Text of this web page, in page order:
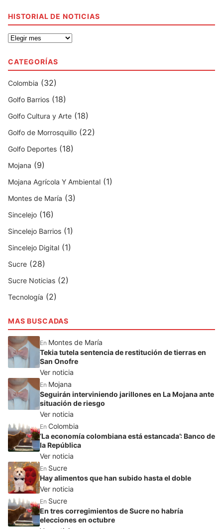
HISTORIAL DE NOTICIAS
H
s
o
r
i
l
d
e
o
t
i
i
a
s
CATEGORÍAS
Colombia (32)
Golfo Barrios (18)
Golfo Cultura y Arte (18)
Golfo de Morrosquillo (22)
Golfo Deportes (18)
Mojana (9)
Mojana Agrícola Y Ambiental (1)
Montes de María (3)
Sincelejo (16)
Sincelejo Barrios (1)
Sincelejo Digital (1)
Sucre (28)
Sucre Noticias (2)
Tecnología (2)
MAS BUSCADAS
En Montes de María
Tekia tutela sentencia de restitución de tierras en
San Onofre
Ver noticia
En Mojana
Seguirán interviniendo jarillones en La Mojana ante
situación de riesgo
Ver noticia
En Colombia
‘La economía colombiana está estancada’: Banco de
la República
Ver noticia
En Sucre
Hay alimentos que han subido hasta el doble
Ver noticia
En Sucre
En tres corregimientos de Sucre no habría
elecciones en octubre